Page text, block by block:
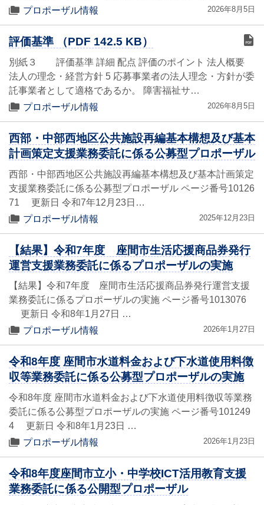
プロポーザル情報
2026年8月5日
評価基準 （PDF 142.5 KB）
別紙３ 評価基準 詳細 配点 評価のポイント 法人概要
法人の理念・経営方針 5 応募事業者の法人理念・方針が委
託事業者として適格であるか。 障害福祉サ…
プロポーザル情報
2026年8月5日
西部・中部西地区公共施設再編基本構想及び基本
計画策定支援業務委託に係る公募型プロポーザル
西部・中部西地区公共施設再編基本構想及び基本計画策定
支援業務委託に係る公募型プロポーザル ページ番号10126
71 更新日 令和7年12月23日…
プロポーザル情報
2025年12月23日
【結果】令和7年度 座間市生活応援商品券発行
運営支援業務委託に係るプロポーザルの実施
【結果】令和7年度 座間市生活応援商品券発行運営支援
業務委託に係るプロポーザルの実施 ページ番号1013076
更新日 令和8年1月27日 …
プロポーザル情報
2026年1月27日
令和8年度 座間市水道料金および下水道使用料徴
収等業務委託に係る公募型プロポーザルの実施
令和8年度 座間市水道料金および下水道使用料徴収等業務
委託に係る公募型プロポーザルの実施 ページ番号101249
4 更新日 令和8年1月23日 …
プロポーザル情報
2026年1月23日
令和8年度座間市立小・中学校ICT活用教育支援
業務委託に係る公開型プロポーザル